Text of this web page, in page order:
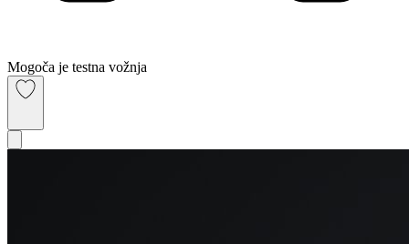
Mogoča je testna vožnja